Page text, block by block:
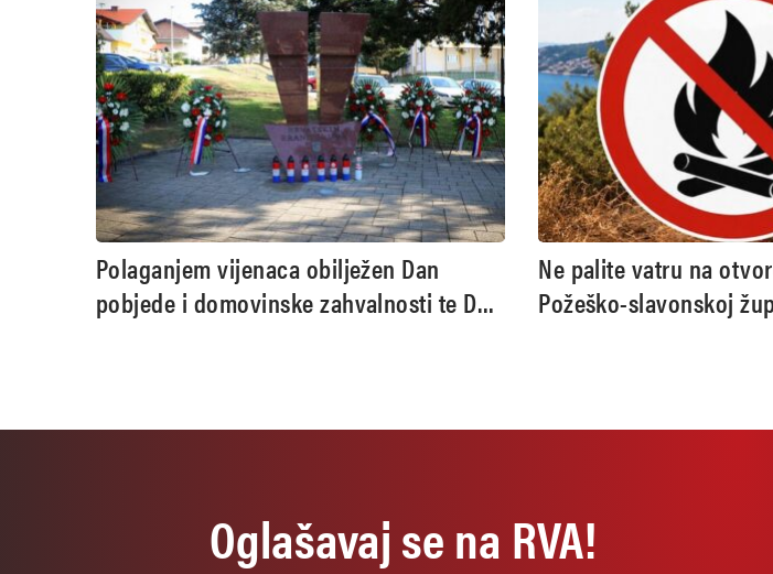
Polaganjem vijenaca obilježen Dan
pobjede i domovinske zahvalnosti te Dan
Ne palite vatru na
Požeško-slavonskoj
Oglašavaj se na RVA!